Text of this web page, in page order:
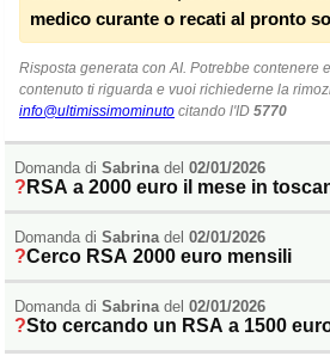
medico curante o recati al pronto
Risposta generata con AI. Potrebbe contenere
contenuto ti riguarda e vuoi richiederne la
info@ultimissimominuto citando l'ID 5770
Domanda di Sabrina del 02/01/2026
RSA a 2000 euro il mese in
Domanda di Sabrina del 02/01/2026
Cerco RSA 2000 euro mensili
Domanda di Sabrinadel 02/01/2026
Sto cercando un RSA a 1500